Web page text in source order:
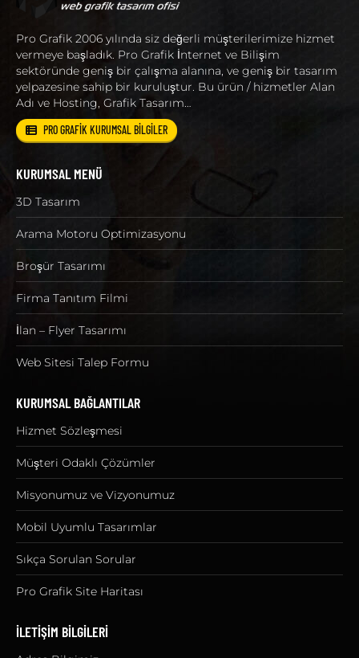
Pro Grafik 2006 yılında siz değerli müşterilerimize hizmet
vermeye başladık. Pro Grafik İnternet ve Bilişim
sektöründe geniş bir çalışma alanına, ve geniş bir tasarım
yelpazesine sahip bir kuruluştur. Bu ürün / hizmetler Alan
Adı ve Hosting, Grafik Tasarım…
PRO GRAFİK KURUMSAL BİLGİLER
KURUMSAL MENÜ
3D Tasarım
Arama Motoru Optimizasyonu
Broşür Tasarımı
Firma Tanıtım Filmi
İlan – Flyer Tasarımı
Web Sitesi Talep Formu
KURUMSAL BAĞLANTILAR
Hizmet Sözleşmesi
Müşteri Odaklı Çözümler
Misyonumuz ve Vizyonumuz
Mobil Uyumlu Tasarımlar
Sıkça Sorulan Sorular
Pro Grafik Site Haritası
İLETİŞİM BİLGİLERİ